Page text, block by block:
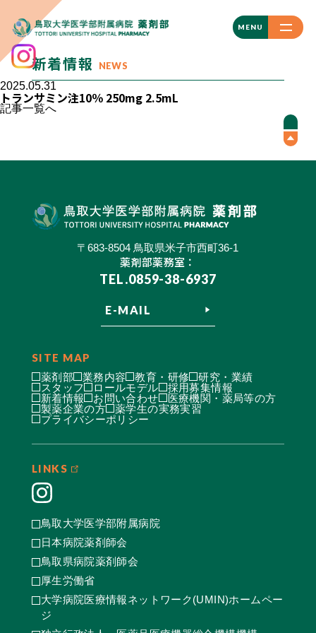
MENU
CLOSE
新着情報 NEWS
2025.05.31
トランサミン注10％ 250mg 2.5mL
記事一覧へ
〒683-8504 鳥取県米子市西町36-1
薬剤部薬務室：
TEL.0859-38-6937
E-MAIL
SITE MAP
薬剤部 業務内容 教育・研修
研究・業績
スタッフ
ロールモデル
採用募集情報
新着情報
お問い合わせ
医療機関・薬局等の方
製薬企業の方
薬学生の実務実習
プライバシーポリシー
LINKS
鳥取大学医学部附属病院
日本病院薬剤師会
鳥取県病院薬剤師会
厚生労働省
大学病院医療情報ネットワーク(UMIN)ホームペー
ジ